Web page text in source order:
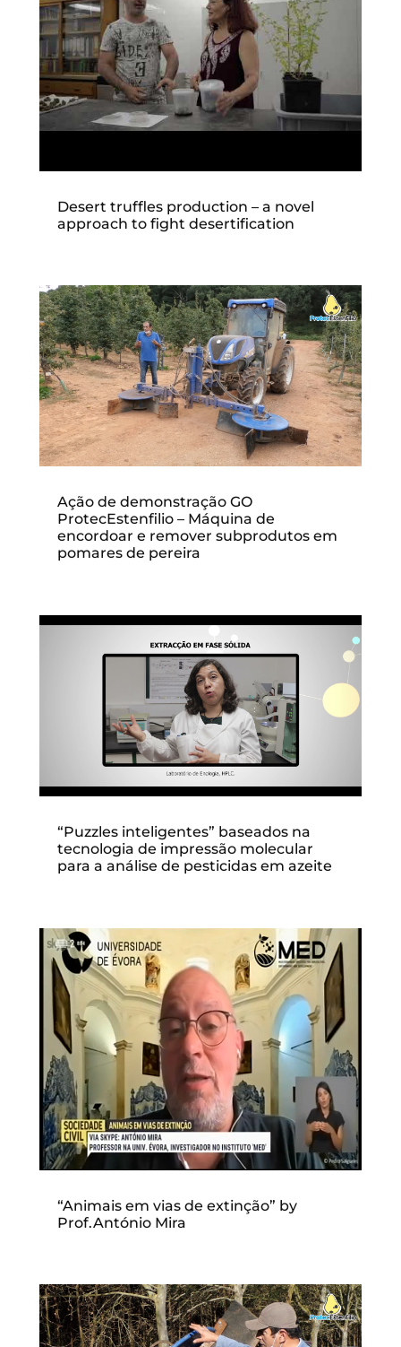
Desert truffles production – a novel
approach to fight desertification
Ação de demonstração GO
ProtecEstenfilio – Máquina de
encordoar e remover subprodutos em
pomares de pereira
“Puzzles inteligentes” baseados na
tecnologia de impressão molecular
para a análise de pesticidas em azeite
“Animais em vias de extinção” by
Prof.António Mira